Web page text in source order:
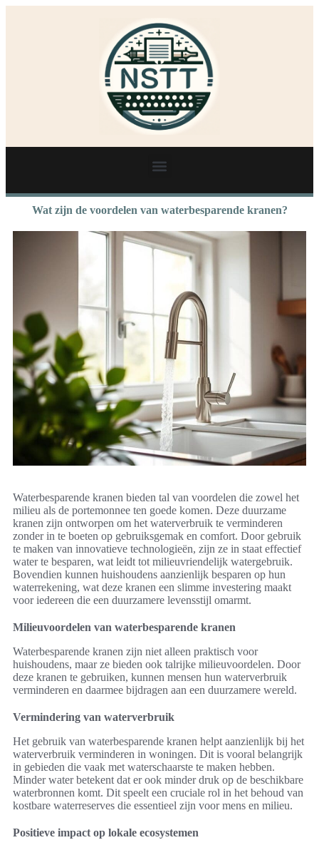
Wat zijn de voordelen van waterbesparende kranen?
Waterbesparende kranen bieden tal van voordelen die zowel het
milieu als de portemonnee ten goede komen. Deze duurzame
kranen zijn ontworpen om het waterverbruik te verminderen
zonder in te boeten op gebruiksgemak en comfort. Door gebruik
te maken van innovatieve technologieën, zijn ze in staat effectief
water te besparen, wat leidt tot milieuvriendelijk watergebruik.
Bovendien kunnen huishoudens aanzienlijk besparen op hun
waterrekening, wat deze kranen een slimme investering maakt
voor iedereen die een duurzamere levensstijl omarmt.
Milieuvoordelen van waterbesparende kranen
Waterbesparende kranen zijn niet alleen praktisch voor
huishoudens, maar ze bieden ook talrijke milieuvoordelen. Door
deze kranen te gebruiken, kunnen mensen hun waterverbruik
verminderen en daarmee bijdragen aan een duurzamere wereld.
Vermindering van waterverbruik
Het gebruik van waterbesparende kranen helpt aanzienlijk bij het
waterverbruik verminderen in woningen. Dit is vooral belangrijk
in gebieden die vaak met waterschaarste te maken hebben.
Minder water betekent dat er ook minder druk op de beschikbare
waterbronnen komt. Dit speelt een cruciale rol in het behoud van
kostbare waterreserves die essentieel zijn voor mens en milieu.
Positieve impact op lokale ecosystemen